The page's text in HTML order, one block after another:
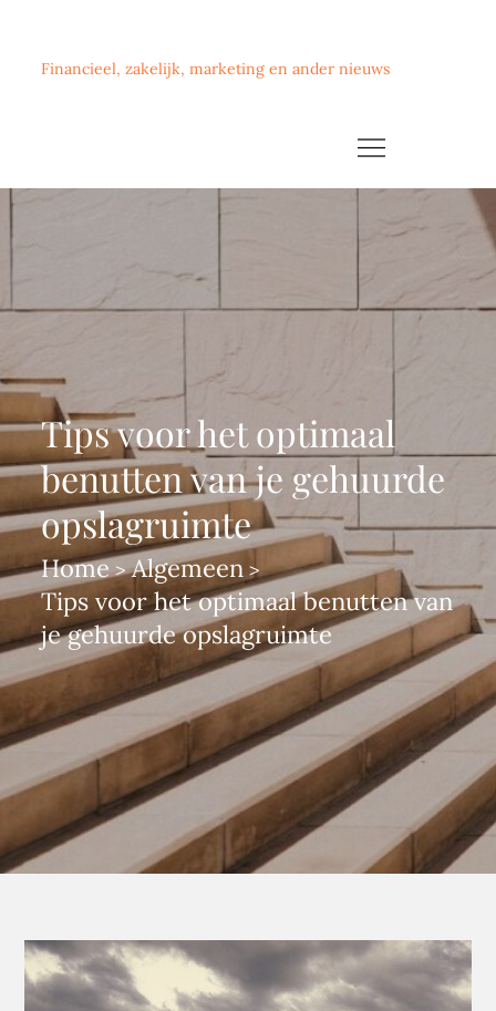
contentFinancieel, zakelijk, marketing en ander nieuws
Tips voor het optimaal
benutten van je gehuurde
opslagruimte
Home
Algemeen
Tips voor het optimaal benutten van
je gehuurde opslagruimte